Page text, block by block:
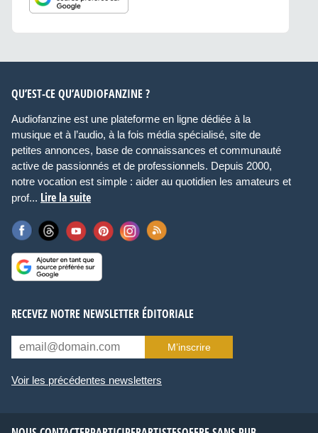
QU’EST-CE QU’AUDIOFANZINE ?
Audiofanzine est une plateforme en ligne dédiée à la
musique et à l’audio, à la fois média spécialisé, site de
petites annonces, base de connaissances et communauté
active de passionnés et de professionnels. Depuis 2000,
notre vocation est simple : aider au quotidien les amateurs et
prof... Lire la suite
RECEVEZ NOTRE NEWSLETTER ÉDITORIALE
M’inscrire
Voir les précédentes newsletters